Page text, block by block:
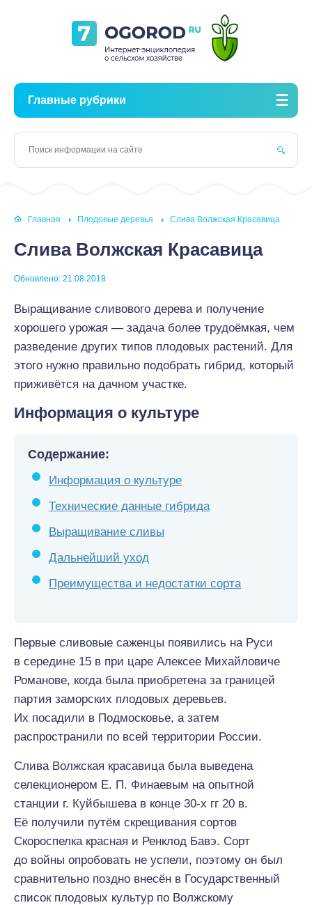
Главные рубрики
Главная Плодовые деревья Слива Волжская Красавица
Слива Волжская Красавица
Обновлено: 21.08.2018
Выращивание сливового дерева и получение
хорошего урожая — задача более трудоёмкая, чем
разведение других типов плодовых растений. Для
этого нужно правильно подобрать гибрид, который
приживётся на дачном участке.
Информация о культуре
Содержание:
Информация о культуре
Технические данные гибрида
Выращивание сливы
Дальнейший уход
Преимущества и недостатки сорта
Первые сливовые саженцы появились на Руси
в середине 15 в при царе Алексее Михайловиче
Романове, когда была приобретена за границей
партия заморских плодовых деревьев.
Их посадили в Подмосковье, а затем
распространили по всей территории России.
Слива Волжская красавица была выведена
селекционером Е. П. Финаевым на опытной
станции г. Куйбышева в конце 30-х гг 20 в.
Её получили путём скрещивания сортов
Скороспелка красная и Ренклод Бавэ. Сорт
до войны опробовать не успели, поэтому он был
сравнительно поздно внесён в Государственный
список плодовых культур по Волжскому